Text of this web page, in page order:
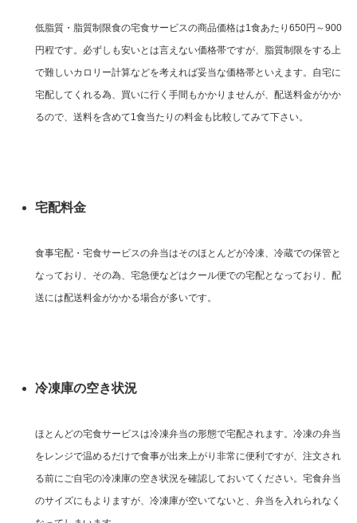
低脂質・脂質制限食の宅食サービスの商品価格は1食あたり650円～900
円程です。必ずしも安いとは言えない価格帯ですが、脂質制限をする上
で難しいカロリー計算などを考えれば妥当な価格帯といえます。自宅に
宅配してくれる為、買いに行く手間もかかりませんが、配送料金がかか
るので、送料を含めて1食当たりの料金も比較してみて下さい。
宅配料金
食事宅配・宅食サービスの弁当はそのほとんどが冷凍、冷蔵での保管と
なっており、その為、宅急便などはクール便での宅配となっており、配
送には配送料金がかかる場合が多いです。
冷凍庫の空き状況
ほとんどの宅食サービスは冷凍弁当の形態で宅配されます。冷凍の弁当
をレンジで温めるだけで食事が出来上がり非常に便利ですが、注文され
る前にご自宅の冷凍庫の空き状況を確認しておいてください。宅食弁当
のサイズにもよりますが、冷凍庫が空いてないと、弁当を入れられなく